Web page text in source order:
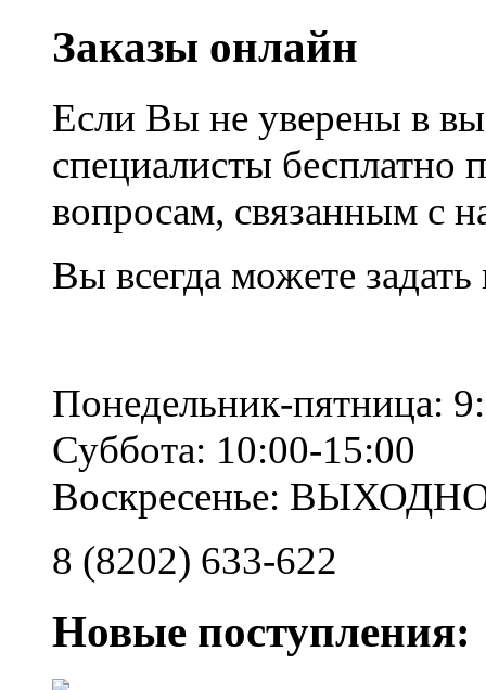
Заказы онлайн
Если Вы не уверены в
специалисты
вопросам, связанным с
Вы всегда можете
Понедельник-пятница:
Суббота: 10:00-15:00
Воскресенье:
8 (8202) 633-622
Новые поступления: